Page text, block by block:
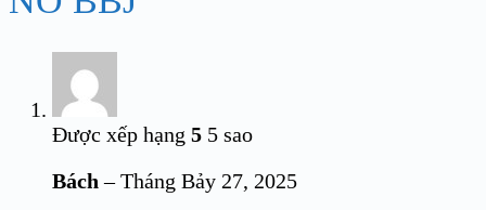
Được xếp hạng 5 5 sao
Bách– Tháng Bảy 27, 2025